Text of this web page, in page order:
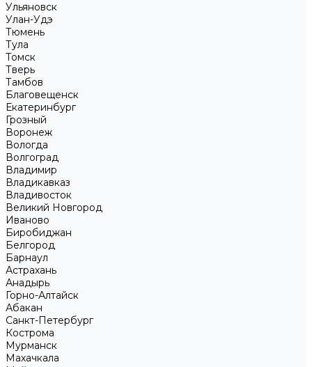
Ульяновск
Улан-Удэ
Тюмень
Тула
Томск
Тверь
Тамбов
Благовещенск
Екатеринбург
Грозный
Воронеж
Вологда
Волгоград
Владимир
Владикавказ
Владивосток
Великий Новгород
Иваново
Биробиджан
Белгород
Барнаул
Астрахань
Анадырь
Горно-Алтайск
Абакан
Санкт-Петербург
Кострома
Мурманск
Махачкала